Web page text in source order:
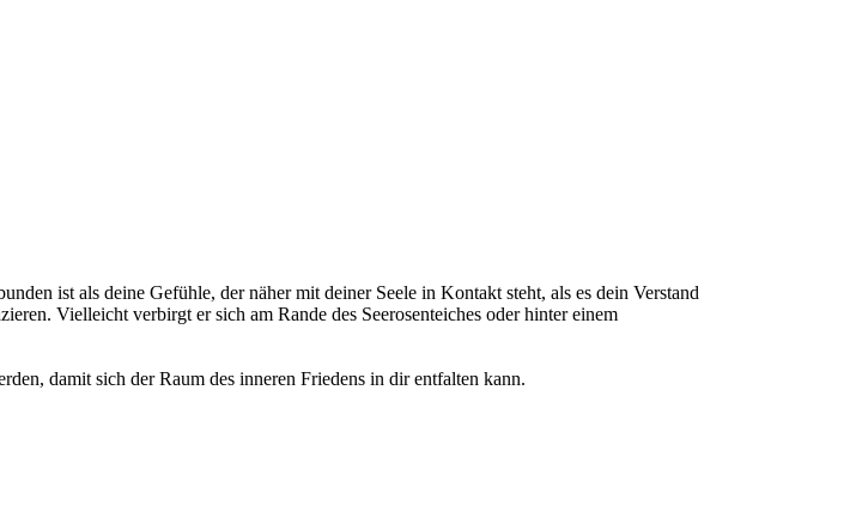
ist als deine Gefühle, der näher mit deiner Seele in Kontakt steht, als es dein Verstand
Vielleicht verbirgt er sich am Rande des Seerosenteiches oder hinter einem
damit sich der Raum des inneren Friedens in dir entfalten kann.